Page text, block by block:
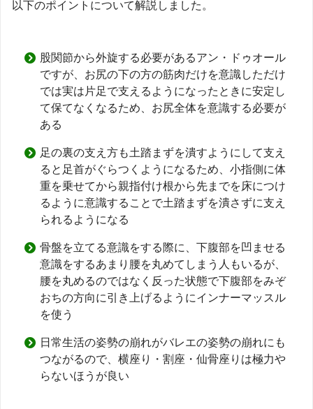
以下のポイントについて解説しました。
股関節から外旋する必要があるアン・ドゥオール
ですが、お尻の下の方の筋肉だけを意識しただけ
では実は片足で支えるようになったときに安定し
て保てなくなるため、お尻全体を意識する必要が
ある
足の裏の支え方も土踏まずを潰すようにして支え
ると足首がぐらつくようになるため、小指側に体
重を乗せてから親指付け根から先までを床につけ
るように意識することで土踏まずを潰さずに支え
られるようになる
骨盤を立てる意識をする際に、下腹部を凹ませる
意識をするあまり腰を丸めてしまう人もいるが、
腰を丸めるのではなく反った状態で下腹部をみぞ
おちの方向に引き上げるようにインナーマッスル
を使う
日常生活の姿勢の崩れがバレエの姿勢の崩れにも
つながるので、横座り・割座・仙骨座りは極力や
らないほうが良い